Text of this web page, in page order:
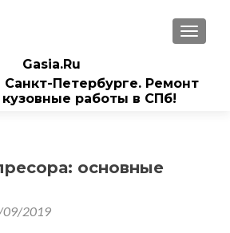
Gasia.Ru
Санкт-Петербурге. Ремонт
работы в СПб!
основные
09/2019